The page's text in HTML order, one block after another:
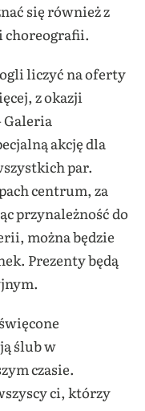
się również z
choreografii.
liczyć na oferty
z okazji
Galeria
akcję dla
par.
centrum, za
przynależność do
można będzie
Prezenty będą
ślub w
czasie.
ci, którzy